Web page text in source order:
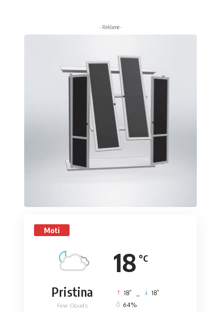
- Reklamë -
Moti
18 °C
Pristina
Few Clouds
18° 18°
64%